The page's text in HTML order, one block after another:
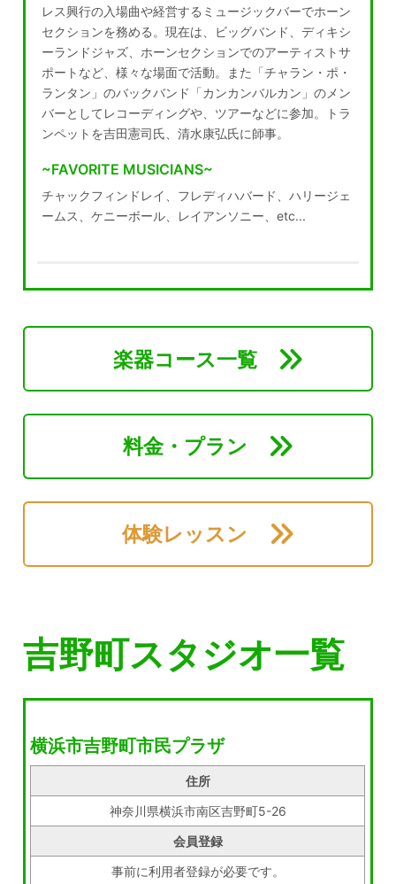
レス興行の入場曲や経営するミュージックバーでホーン
セクションを務める。現在は、ビッグバンド、ディキシ
ーランドジャズ、ホーンセクションでのアーティストサ
ポートなど、様々な場面で活動。また「チャラン・ポ・
ランタン」のバックバンド「カンカンバルカン」のメン
バーとしてレコーディングや、ツアーなどに参加。トラ
ンペットを吉田憲司氏、清水康弘氏に師事。
~FAVORITE MUSICIANS~
チャックフィンドレイ、フレディハバード、ハリージェ
ームス、ケニーボール、レイアンソニー、etc...
楽器コース一覧
料金・プラン
体験レッスン
吉野町スタジオ一覧
横浜市吉野町市民プラザ
住所
神奈川県横浜市南区吉野町5-26
会員登録
事前に利用者登録が必要です。